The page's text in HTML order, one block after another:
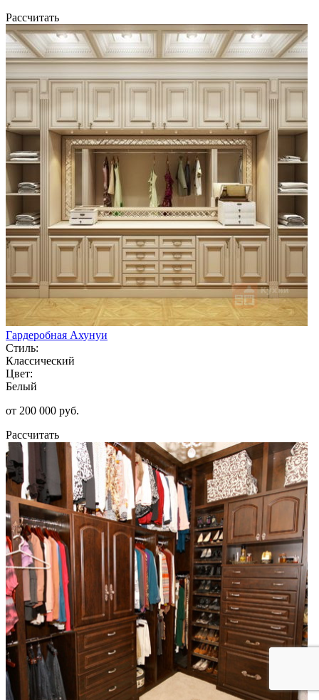
Рассчитать
Гардеробная Ахунуи
Стиль:
Классический
Цвет:
Белый
от 200 000 руб.
Рассчитать